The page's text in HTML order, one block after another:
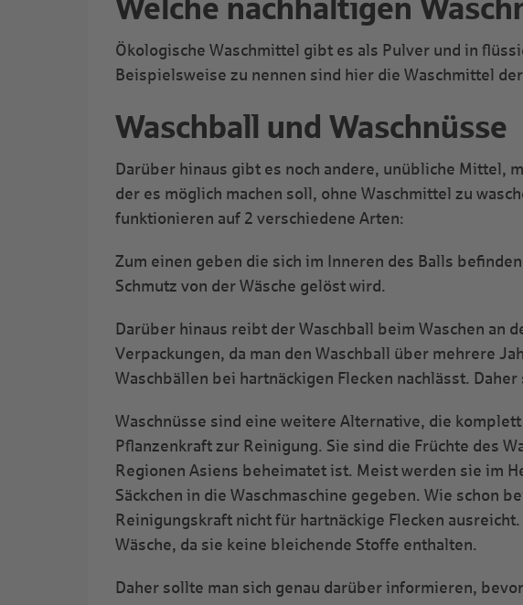
Ökologische Waschmittel gibt es als Pulver und in
Beispielsweise zu nennen sind hier die Waschmittel
Waschball und Waschnüsse
Darüber hinaus gibt es noch andere, unübliche Mittel,
der es möglich machen soll, ohne Waschmittel zu
funktionieren auf 2 verschiedene Arten:
Zum einen geben die sich im Inneren des Balls
Schmutz von der Wäsche gelöst wird.
Darüber hinaus reibt der Waschball beim Waschen an
Verpackungen, da man den Waschball über mehrere
Waschbällen bei hartnäckigen Flecken nachlässt.
Waschnüsse sind eine weitere Alternative, die
Pflanzenkraft zur Reinigung. Sie sind die Früchte des
Regionen Asiens beheimatet ist. Meist werden sie im
Säckchen in die Waschmaschine gegeben. Wie schon
Reinigungskraft nicht für hartnäckige Flecken
Wäsche, da sie keine bleichende Stoffe enthalten.
Daher sollte man sich genau darüber informieren,